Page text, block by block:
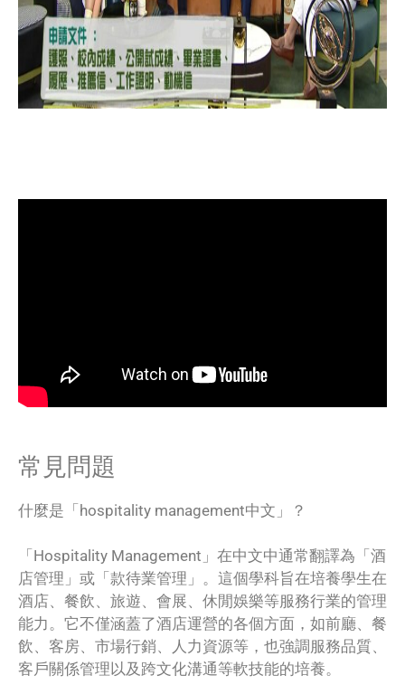
常見問題
什麼是「hospitality management中文」？
「Hospitality Management」在中文中通常翻譯為「酒
店管理」或「款待業管理」。這個學科旨在培養學生在
酒店、餐飲、旅遊、會展、休閒娛樂等服務行業的管理
能力。它不僅涵蓋了酒店運營的各個方面，如前廳、餐
飲、客房、市場行銷、人力資源等，也強調服務品質、
客戶關係管理以及跨文化溝通等軟技能的培養。